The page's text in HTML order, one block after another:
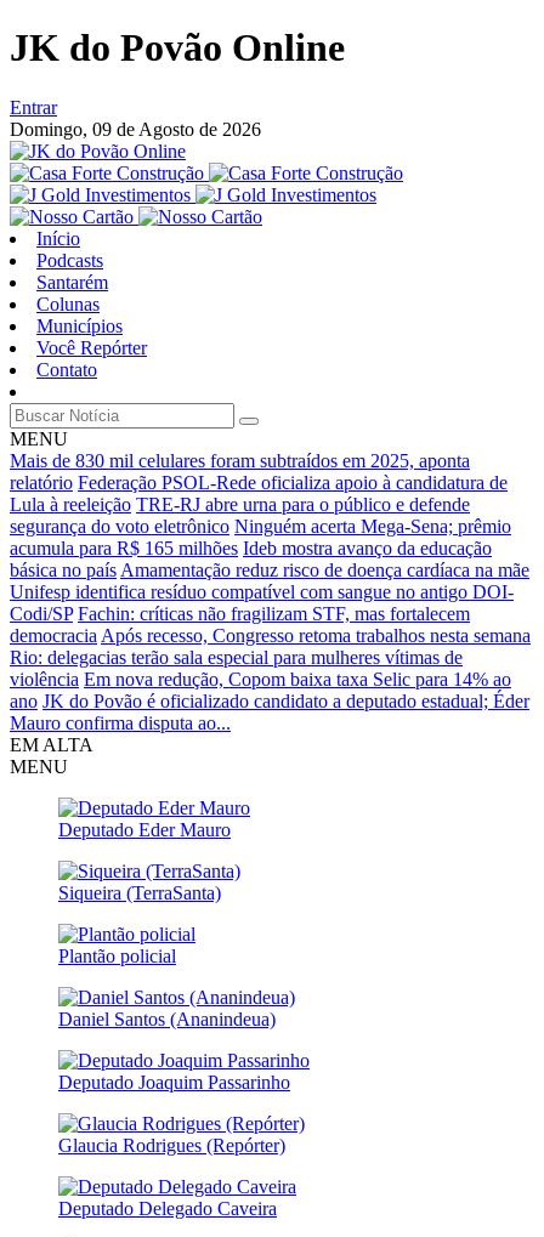
JK do Povão Online
Entrar
Domingo, 09 de Agosto de 2026
Início
Podcasts
Santarém
Colunas
Municípios
Você Repórter
Contato
MENU
Mais de 830 mil celulares foram subtraídos em 2025, aponta
relatório Federação PSOL-Rede oficializa apoio à candidatura de
Lula à reeleição TRE-RJ abre urna para o público e defende
segurança do voto eletrônico Ninguém acerta Mega-Sena; prêmio
acumula para R$ 165 milhões Ideb mostra avanço da educação
básica no país Amamentação reduz risco de doença cardíaca na mãe
Unifesp identifica resíduo compatível com sangue no antigo DOI-
Codi/SP Fachin: críticas não fragilizam STF, mas fortalecem
democracia Após recesso, Congresso retoma trabalhos nesta semana
Rio: delegacias terão sala especial para mulheres vítimas de
violência Em nova redução, Copom baixa taxa Selic para 14% ao
ano JK do Povão é oficializado candidato a deputado estadual; Éder
Mauro confirma disputa ao...
EM ALTA
MENU
Deputado Eder Mauro
Siqueira (TerraSanta)
Plantão policial
Daniel Santos (Ananindeua)
Deputado Joaquim Passarinho
Glaucia Rodrigues (Repórter)
Deputado Delegado Caveira